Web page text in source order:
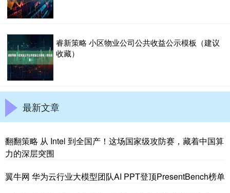
睿新策略 小区物业公司公共收益公示模板（建议
收藏）
最新文章
翻翻策略 从 Intel 到全国产！这场国家级攻防赛，藏着中国算
力的深层突围
翼牛网 华为云行业大模型团队AI PPT登顶PresentBench榜单